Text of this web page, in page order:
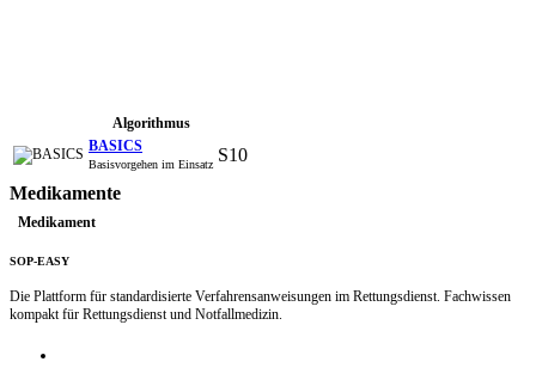
Algorithmus
BASICS
Basisvorgehen im Einsatz S10
Medikamente
Medikament
SOP-EASY
Die Plattform für standardisierte Verfahrensanweisungen im Rettungsdienst. Fachwissen
kompakt für Rettungsdienst und Notfallmedizin.